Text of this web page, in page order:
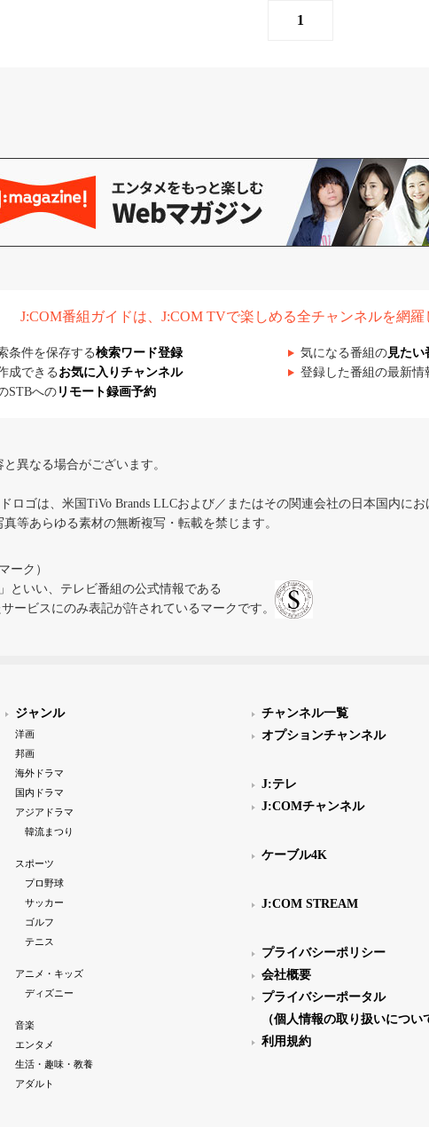
1
J:COM番組ガイドは、J:COM TVで楽しめる全チャンネルを網羅
条件を保存する検索ワード登録 気になる番組の見たい
成できる お気に入りチャンネル 登録した番組の最新情
STBへの リモート録画予約
異なる場合がございます。
ロゴは、米国TiVo Brands LLCおよび／またはその関連会社の日本国内にお
等あらゆる素材の無断複写・転載を禁じます。
ーク）
といい、テレビ番組の公式情報である
ービスにのみ表記が許されているマークです。
ジャンル
洋画
邦画
海外ドラマ
国内ドラマ
アジアドラマ
韓流まつり
スポーツ
プロ野球
サッカー
ゴルフ
テニス
アニメ・キッズ
ディズニー
音楽
エンタメ
生活・趣味・教養
アダルト
チャンネル一覧
オプションチャンネル
J:テレ
J:COMチャンネル
ケーブル4K
J:COM STREAM
プライバシーポリシー
会社概要
プライバシーポータル
（個人情報の取り扱いについ
利用規約